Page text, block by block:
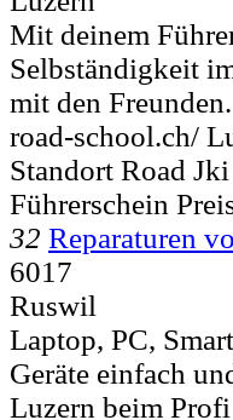
Mit deinem
Selbständigkeit
mit den
road-school.ch/
Standort Road
Führerschein
32 Reparaturen
6017
Ruswil
Laptop, PC,
Geräte einfach
Luzern beim